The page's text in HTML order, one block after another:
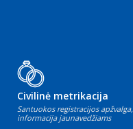
Civilinė metrikacija
Santuokos registracijos apžvalga,
informacija jaunavedžiams